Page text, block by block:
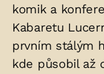
komik a
Kabaretu
prvním stálým
kde působil až